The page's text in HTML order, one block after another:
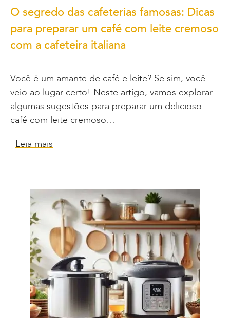
O segredo das cafeterias famosas: Dicas
para preparar um café com leite cremoso
com a cafeteira italiana
Você é um amante de café e leite? Se sim, você
veio ao lugar certo! Neste artigo, vamos explorar
algumas sugestões para preparar um delicioso
café com leite cremoso…
Leia mais